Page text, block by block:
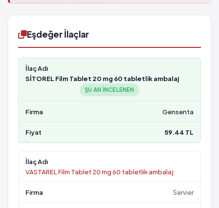
Eşdeğer İlaçlar
SİTOREL Film Tablet 20 mg 60 tabletlik ambalaj
ŞU AN INCELENEN
Gensenta
59.44 TL
VASTAREL Film Tablet 20 mg 60 tabletlik ambalaj
Servier